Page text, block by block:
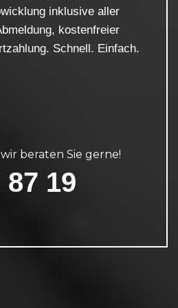
inklusive aller
kostenfreier
Schnell. Einfach.
beraten Sie gerne!
87 19